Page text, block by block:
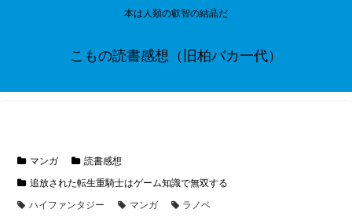
本は人類の叡智の結晶だ
こもの読書感想（旧柏バカ一代）
マンガ
読書感想
追放された転生重騎士はゲーム知識で無双する
ハイファンタジー
マンガ ラノベ